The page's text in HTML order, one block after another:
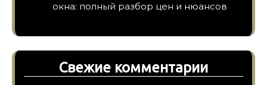
окна: полный разбор цен и нюансов
Свежие комментарии